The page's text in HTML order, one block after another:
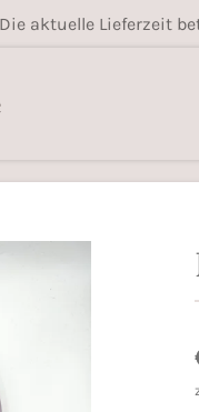
Die aktuelle Lieferzeit